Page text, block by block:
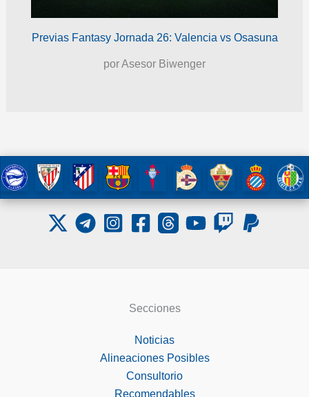
Previas Fantasy Jornada 26: Valencia vs Osasuna
por Asesor Biwenger
Secciones
Noticias
Alineaciones Posibles
Consultorio
Recomendables